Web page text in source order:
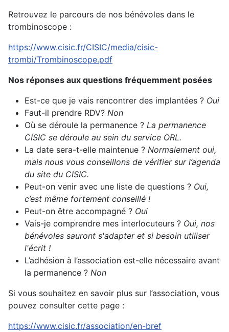
Retrouvez le parcours de nos bénévoles dans le
trombinoscope :
https://www.cisic.fr/CISIC/media/cisic-
trombi/Trombinoscope.pdf
Nos réponses aux questions fréquemment posées
Est-ce que je vais rencontrer des implantées ? Oui
Faut-il prendre RDV? Non
Où se déroule la permanence ? La permanence
CISIC se déroule au sein du service ORL.
La date sera-t-elle maintenue ? Normalement oui,
mais nous vous conseillons de vérifier sur l’agenda
du site du CISIC.
Peut-on venir avec une liste de questions ? Oui,
c’est même fortement conseillé !
Peut-on être accompagné ? Oui
Vais-je comprendre mes interlocuteurs ? Oui, nos
bénévoles sauront s'adapter et si besoin utiliser
l'écrit !
L’adhésion à l’association est-elle nécessaire avant
la permanence ? Non
Si vous souhaitez en savoir plus sur l’association, vous
pouvez consulter cette page :
https://www.cisic.fr/association/en-bref